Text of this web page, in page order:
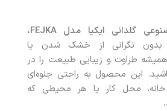
گلدانی ایکیا مدل
،
بدون نگرانی از خشک شدن یا
طراوت و زیبایی طبیعت را در
این محصول به راحتی جلوه‌ای
خانه، محل کار یا هر محیطی که
.